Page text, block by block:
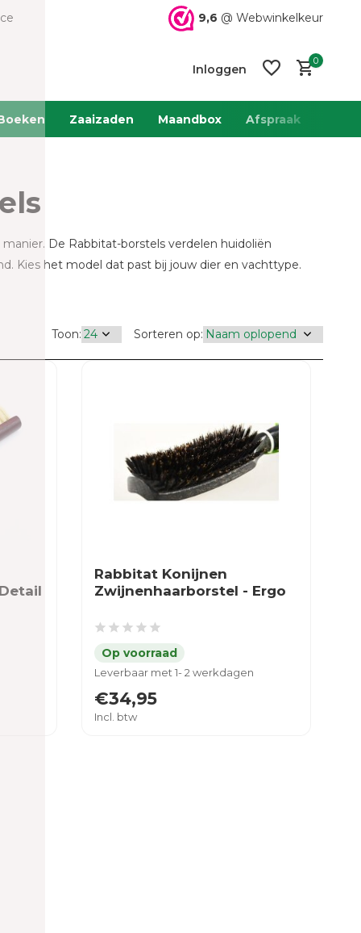
9,6 @ Webwinkelkeur
Inloggen
0
Zaaizaden Maandbox Afspraak
De Rabbitat-borstels verdelen huidoliën
Kies het model dat past bij jouw dier en vachttype.
Toon: Sorteren op:
Rabbitat Konijnen
Zwijnenhaarborstel - Ergo
Leverbaar met 1- 2 werkdagen
€34,95
Incl. btw